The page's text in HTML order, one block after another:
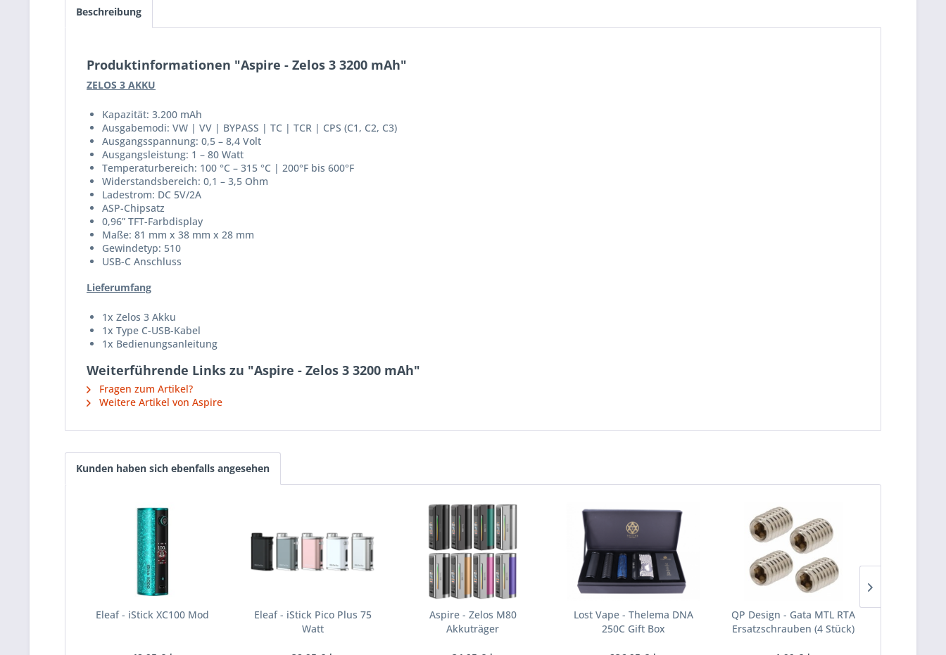
Beschreibung
Produktinformationen "Aspire - Zelos 3 3200 mAh"
ZELOS 3 AKKU
Kapazität: 3.200 mAh
Ausgabemodi: VW | VV | BYPASS | TC | TCR | CPS (C1, C2, C3)
Ausgangsspannung: 0,5 – 8,4 Volt
Ausgangsleistung: 1 – 80 Watt
Temperaturbereich: 100 °C – 315 °C | 200°F bis 600°F
Widerstandsbereich: 0,1 – 3,5 Ohm
Ladestrom: DC 5V/2A
ASP-Chipsatz
0,96” TFT-Farbdisplay
Maße: 81 mm x 38 mm x 28 mm
Gewindetyp: 510
USB-C Anschluss
Lieferumfang
1x Zelos 3 Akku
1x Type C-USB-Kabel
1x Bedienungsanleitung
Weiterführende Links zu "Aspire - Zelos 3 3200 mAh"
Fragen zum Artikel?
Weitere Artikel von Aspire
Kunden haben sich ebenfalls angesehen
Eleaf - iStick XC100 Mod
Eleaf - iStick Pico Plus 75
Watt
Aspire - Zelos M80
Akkuträger
Lost Vape - Thelema DNA
250C Gift Box
QP Design - Gata MTL RTA
Ersatzschrauben (4 Stück)